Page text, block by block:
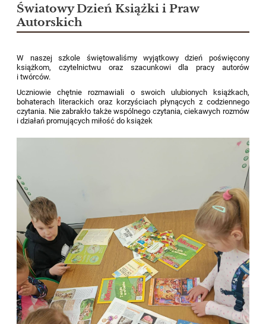
Światowy Dzień Książki i Praw
Autorskich
W naszej szkole świętowaliśmy wyjątkowy dzień poświęcony
książkom, czytelnictwu oraz szacunkowi dla pracy autorów
i twórców.
Uczniowie chętnie rozmawiali o swoich ulubionych książkach,
bohaterach literackich oraz korzyściach płynących z codziennego
czytania. Nie zabrakło także wspólnego czytania, ciekawych rozmów
i działań promujących miłość do książek